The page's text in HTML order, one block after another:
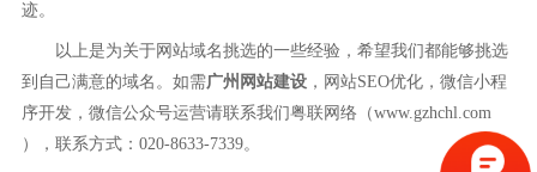
迹。
以上是为关于网站域名挑选的一些经验，希望我们都能够挑选
到自己满意的域名。如需广州网站建设 ，网站SEO优化，微信小程
序开发，微信公众号运营请联系我们粤联网络（www.gzhchl.com
），联系方式：020-8633-7339。